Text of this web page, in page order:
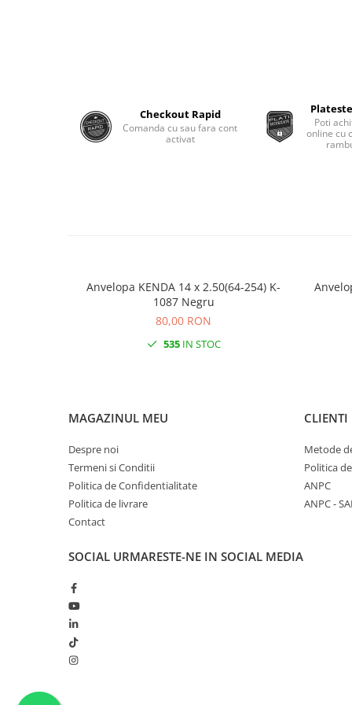
Checkout Rapid
Comanda cu sau fara cont
activat
Poti
online cu
Anvelopa KENDA 14 x 2.50(64-254) K-
1087 Negru
80,00 RON
535IN STOC
MAGAZINUL MEU
Despre noi
Termeni si Conditii
Politica de Confidentialitate
Politica de livrare
Contact
CLIENTI
Metode
Politica
ANPC
ANPC -
SOCIAL URMARESTE-NE IN SOCIAL MEDIA